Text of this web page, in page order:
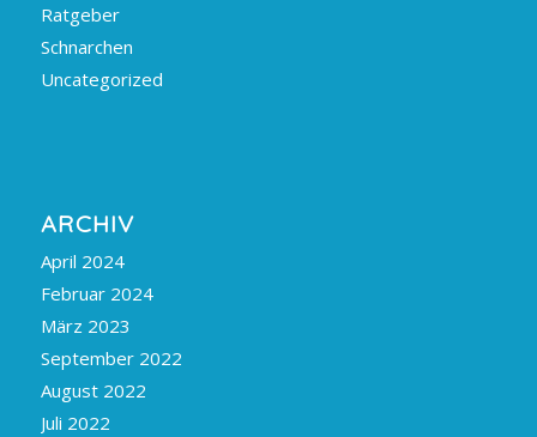
Ratgeber
Schnarchen
Uncategorized
ARCHIV
April 2024
Februar 2024
März 2023
September 2022
August 2022
Juli 2022